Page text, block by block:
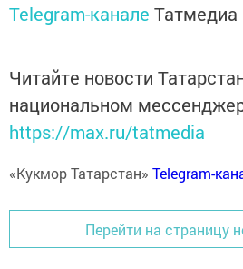
Telegram-канале Татмедиа
Читайте новости
национальном
https://max.ru/tatmedia
«Кукмор Татарстан» Telegram-
Перейти на страницу